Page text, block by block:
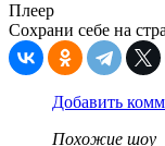
Плеер
Сохрани себе на
Добавить
Похожие шоу